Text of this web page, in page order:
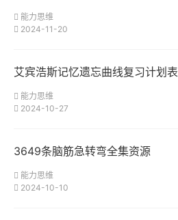
能力思维
2024-11-20
艾宾浩斯记忆遗忘曲线复习计划表
能力思维
2024-10-27
3649条脑筋急转弯全集资源
能力思维
2024-10-10